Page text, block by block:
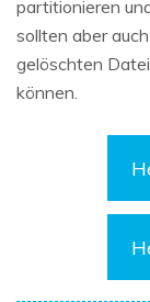
partitionieren
sollten aber
gelöschten
können.